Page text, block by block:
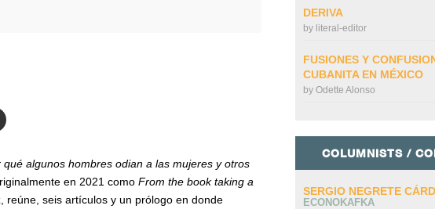
qué algunos hombres odian a las mujeres y otros
en 2021 como From the book taking a
reúne, seis artículos y un prólogo en donde
DERIVA
by literal-editor
FUSIONES Y
CUBANITA EN MÉXICO
by Odette Alonso
COLUMNISTS /
SERGIO NEGRETE
ECONOKAFKA